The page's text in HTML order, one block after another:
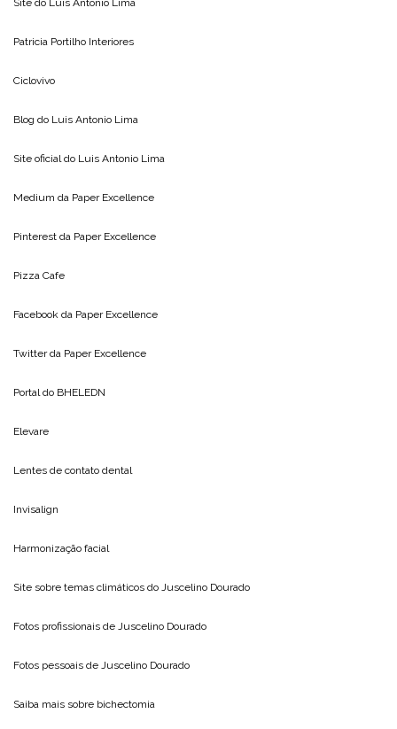
Patricia Portilho Interiores
Ciclovivo
Blog do Luis Antonio Lima
Site oficial do Luis Antonio Lima
Medium da Paper Excellence
Pinterest da Paper Excellence
Pizza Cafe
Facebook da Paper Excellence
Twitter da Paper Excellence
Portal do BHELEDN
Elevare
Lentes de contato dental
Invisalign
Harmonização facial
Site sobre temas climáticos do Juscelino Dourado
Fotos profissionais de Juscelino Dourado
Fotos pessoais de Juscelino Dourado
Saiba mais sobre bichectomia